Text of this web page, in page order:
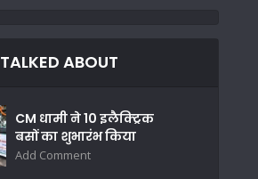
TALKED ABOUT
CM धामी ने 10 इलैक्ट्रिक
बसों का शुभारंभ किया
Add Comment